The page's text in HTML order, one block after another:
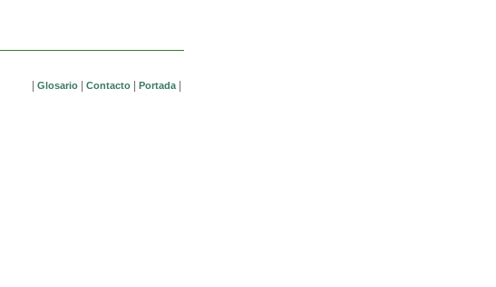
Glosario Contacto Portada|